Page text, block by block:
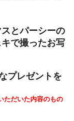
とパーシーの
で撮ったお写
プレゼントを
だいた内容のもの